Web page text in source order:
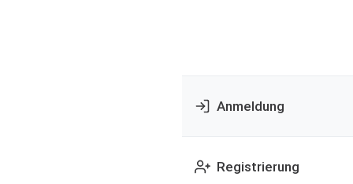
Anmeldung
Registrierung